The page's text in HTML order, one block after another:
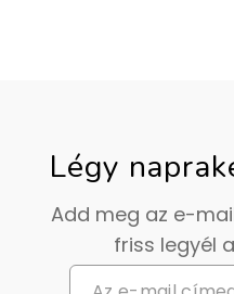
Légy
Add meg az e-
friss legyél